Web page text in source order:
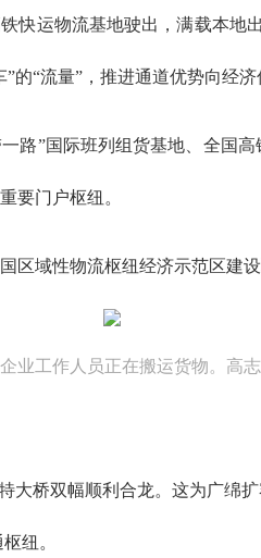
快运物流基地驶出，满载本
“流量”，推进通道优势向经济
路”国际班列组货基地、全国
要门户枢纽。
区域性物流枢纽经济示范区建设
业工作人员正在搬运货物。高
桥双幅顺利合龙。这为广绵
纽。